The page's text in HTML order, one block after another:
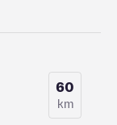
60
km